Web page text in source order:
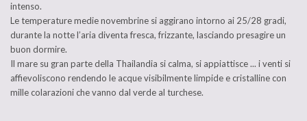
intenso.
Le temperature medie novembrine si aggirano intorno ai 25/28 gradi,
durante la notte l’aria diventa fresca, frizzante, lasciando presagire un
buon dormire.
Il mare su gran parte della Thailandia si calma, si appiattisce ... i venti si
affievoliscono rendendo le acque visibilmente limpide e cristalline con
mille colarazioni che vanno dal verde al turchese.